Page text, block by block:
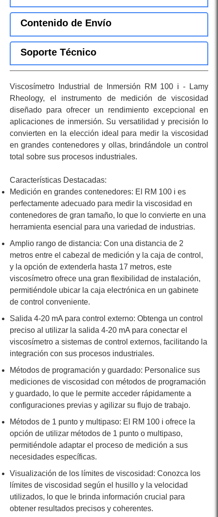
Contenido de Envío
Soporte Técnico
Viscosímetro Industrial de Inmersión RM 100 i - Lamy
Rheology, el instrumento de medición de viscosidad
diseñado para ofrecer un rendimiento excepcional en
aplicaciones de inmersión. Su versatilidad y precisión lo
convierten en la elección ideal para medir la viscosidad
en grandes contenedores y ollas, brindándole un control
total sobre sus procesos industriales.
Medición en grandes contenedores: El RM 100 i es
perfectamente adecuado para medir la viscosidad en
contenedores de gran tamaño, lo que lo convierte en una
herramienta esencial para una variedad de industrias.
Amplio rango de distancia: Con una distancia de 2
metros entre el cabezal de medición y la caja de control,
y la opción de extenderla hasta 17 metros, este
viscosímetro ofrece una gran flexibilidad de instalación,
permitiéndole ubicar la caja electrónica en un gabinete
de control conveniente.
Salida 4-20 mA para control externo: Obtenga un control
preciso al utilizar la salida 4-20 mA para conectar el
viscosímetro a sistemas de control externos, facilitando la
integración con sus procesos industriales.
Métodos de programación y guardado: Personalice sus
mediciones de viscosidad con métodos de programación
y guardado, lo que le permite acceder rápidamente a
configuraciones previas y agilizar su flujo de trabajo.
Métodos de 1 punto y multipaso: El RM 100 i ofrece la
opción de utilizar métodos de 1 punto o multipaso,
permitiéndole adaptar el proceso de medición a sus
necesidades específicas.
Visualización de los límites de viscosidad: Conozca los
límites de viscosidad según el husillo y la velocidad
utilizados, lo que le brinda información crucial para
obtener resultados precisos y coherentes.